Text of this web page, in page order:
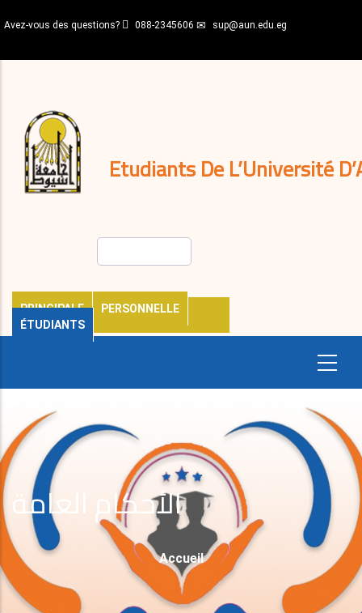
au
principal
Avez-vous des questions? 088-2345606 sup@aun.edu.eg
Etudiants De L’Université
PRINCIPALE
PERSONNELLE
ÉTUDIANTS
décisions
Expatriés
Journal
الأحكام العامة
Fil
D'Ariane
Accueil